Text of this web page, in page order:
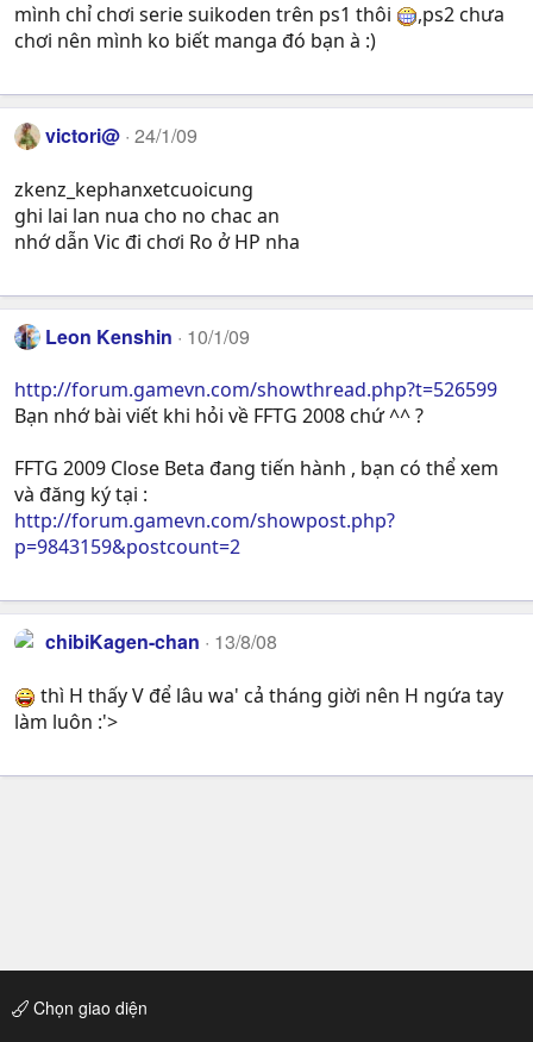
mình chỉ chơi serie suikoden trên ps1 thôi
,ps2 chưa
chơi nên mình ko biết manga đó bạn à :)
victori@ 24/1/09
zkenz_kephanxetcuoicung
ghi lai lan nua cho no chac an
nhớ dẫn Vic đi chơi Ro ở HP nha
Leon Kenshin 10/1/09
http://forum.gamevn.com/showthread.php?t=526599
Bạn nhớ bài viết khi hỏi về FFTG 2008 chứ ^^ ?
FFTG 2009 Close Beta đang tiến hành , bạn có thể xem
và đăng ký tại :
http://forum.gamevn.com/showpost.php?
p=9843159&postcount=2
chibiKagen-chan 13/8/08
thì H thấy V để lâu wa' cả tháng giời nên H ngứa tay
làm luôn :'>
Chọn giao diện